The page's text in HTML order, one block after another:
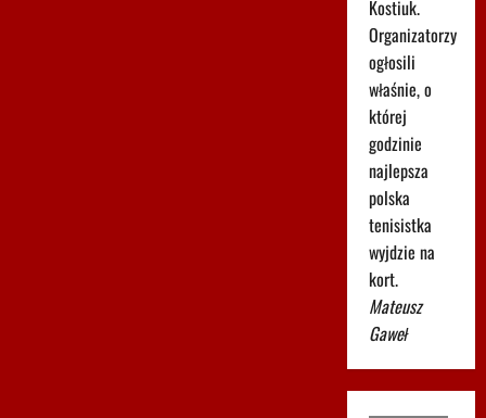
Kostiuk.
Organizatorzy
ogłosili
właśnie, o
której
godzinie
najlepsza
polska
tenisistka
wyjdzie na
kort.
Mateusz
Gaweł